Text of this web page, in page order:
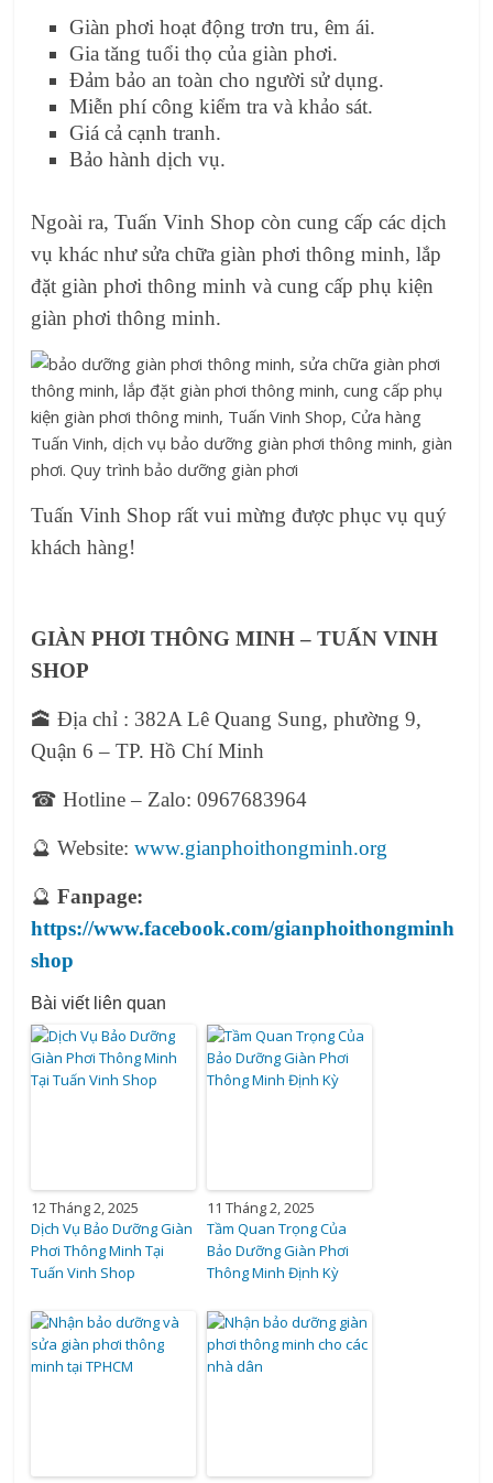
Giàn phơi hoạt động trơn tru, êm ái.
Gia tăng tuổi thọ của giàn phơi.
Đảm bảo an toàn cho người sử dụng.
Miễn phí công kiểm tra và khảo sát.
Giá cả cạnh tranh.
Bảo hành dịch vụ.
Ngoài ra, Tuấn Vinh Shop còn cung cấp các dịch
vụ khác như sửa chữa giàn phơi thông minh, lắp
đặt giàn phơi thông minh và cung cấp phụ kiện
giàn phơi thông minh.
Tuấn Vinh Shop rất vui mừng được phục vụ quý
khách hàng!
GIÀN PHƠI THÔNG MINH– TUẤN VINH
SHOP
🕋 Địa chỉ : 382A Lê Quang Sung, phường 9,
Quận 6 – TP. Hồ Chí Minh
☎ Hotline – Zalo: 0967683964
🔮 Website:www.gianphoithongminh.org
🔮Fanpage:
https://www.facebook.com/gianphoithongminh
shop
Bài viết liên quan
12 Tháng 2, 2025
Dịch Vụ Bảo Dưỡng Giàn
Phơi Thông Minh Tại
Tuấn Vinh Shop
11 Tháng 2, 2025
Tầm Quan Trọng Của
Bảo Dưỡng Giàn Phơi
Thông Minh Định Kỳ